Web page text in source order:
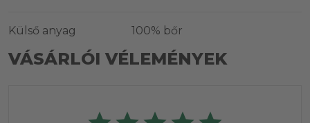
Külső anyag 100% bőr
VÁSÁRLÓI VÉLEMÉNYEK